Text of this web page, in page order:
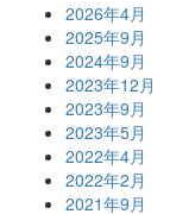
2026年4月
2025年9月
2024年9月
2023年12月
2023年9月
2023年5月
2022年4月
2022年2月
2021年9月